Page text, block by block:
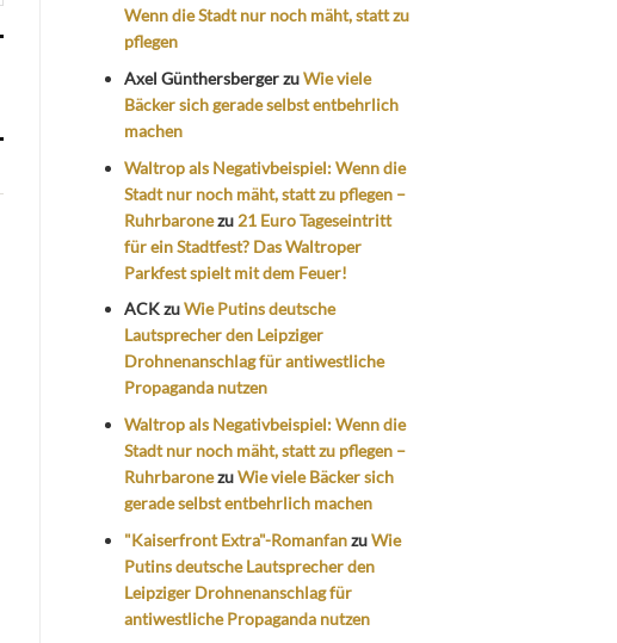
Wenn die Stadt nur noch mäht, statt zu
pflegen
Axel GünthersbergerzuWie viele
Bäcker sich gerade selbst entbehrlich
machen
Waltrop als Negativbeispiel: Wenn die
Stadt nur noch mäht, statt zu pflegen –
Ruhrbaronezu 21 Euro Tageseintritt
für ein Stadtfest? Das Waltroper
Parkfest spielt mit dem Feuer!
ACKzuWie Putins deutsche
Lautsprecher den Leipziger
Drohnenanschlag für antiwestliche
Propaganda nutzen
Waltrop als Negativbeispiel: Wenn die
Stadt nur noch mäht, statt zu pflegen –
RuhrbaronezuWie viele Bäcker sich
gerade selbst entbehrlich machen
"Kaiserfront Extra"-RomanfanzuWie
Putins deutsche Lautsprecher den
Leipziger Drohnenanschlag für
antiwestliche Propaganda nutzen